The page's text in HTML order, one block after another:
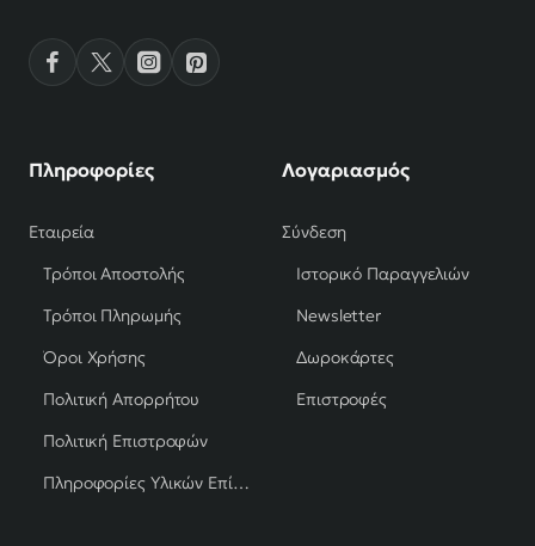
Πληροφορίες
Εταιρεία
Τρόποι Αποστολής
Τρόποι Πληρωμής
Όροι Χρήσης
Πολιτική Απορρήτου
Πολιτική Επιστροφών
Πληροφορίες Υλικών Επίπλων
Λογαριασμός
Σύνδεση
Ιστορικό Παραγγελιών
Newsletter
Δωροκάρτες
Επιστροφές